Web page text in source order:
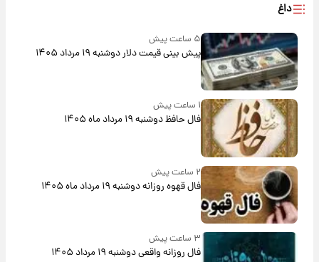
داغ
۵ ساعت پیش
پیش‌ بینی قیمت دلار دوشنبه ۱۹ مرداد ۱۴۰۵
۱ ساعت پیش
فال حافظ دوشنبه ۱۹ مرداد ماه ۱۴۰۵
۲ ساعت پیش
فال قهوه روزانه دوشنبه ۱۹ مرداد ماه ۱۴۰۵
فال روزانه واقعی دوشنبه ۱۹ مرداد ۱۴۰۵